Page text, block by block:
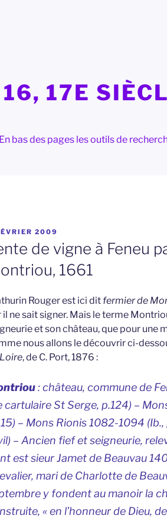
17E
bas des pages les outils de
2009
de vigne à Feneu
1661
Rouger est ici dit fermier de
il ne sait signer. Mais le terme
et son château, que pour une
nous allons le découvrir ci-
, de C. Port, 1876 :
: château, commune de
cartulaire St Serge, p.124) –
– Mons Rionis1082-1094 (Ib.,
– Ancien fief et seigneurie,
est sieur Jamet de Beauvau
mari de Charlotte de
y fondent au manoir la
« en l’honneur de Dieu,